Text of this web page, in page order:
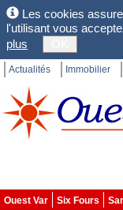
Les cookies
l'utilisant vous
plus
Actualités Immobilier
Ouest Var Six Fours